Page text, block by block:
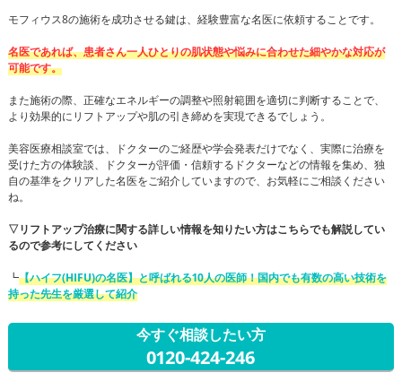
モフィウス8の施術を成功させる鍵は、経験豊富な名医に依頼することです。
名医であれば、患者さん一人ひとりの肌状態や悩みに合わせた細やかな対応が
可能です。
また施術の際、正確なエネルギーの調整や照射範囲を適切に判断することで、
より効果的にリフトアップや肌の引き締めを実現できるでしょう。
美容医療相談室では、ドクターのご経歴や学会発表だけでなく、実際に治療を
受けた方の体験談、ドクターが評価・信頼するドクターなどの情報を集め、独
自の基準をクリアした名医をご紹介していますので、お気軽にご相談ください
ね。
▽リフトアップ治療に関する詳しい情報を知りたい方はこちらでも解説してい
るので参考にしてください
┗【ハイフ(HIFU)の名医】と呼ばれる10人の医師！国内でも有数の高い技術を
持った先生を厳選して紹介
今すぐ相談したい方
0120-424-246